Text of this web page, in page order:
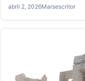
abril 2, 2026Marsescritor